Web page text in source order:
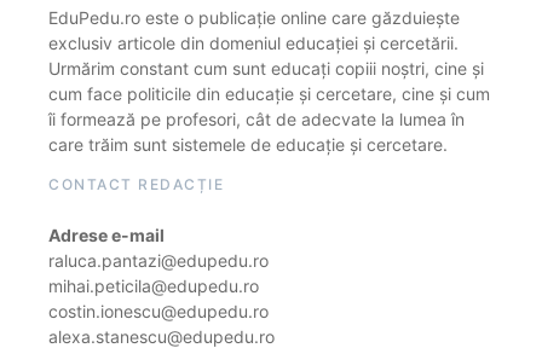
EduPedu.ro este o publicație online care găzduiește
exclusiv articole din domeniul educației și cercetării.
Urmărim constant cum sunt educați copiii noștri, cine și
cum face politicile din educație și cercetare, cine și cum
îi formează pe profesori, cât de adecvate la lumea în
care trăim sunt sistemele de educație și cercetare.
CONTACT REDACȚIE
Adrese e-mail
raluca.pantazi@edupedu.ro
mihai.peticila@edupedu.ro
costin.ionescu@edupedu.ro
alexa.stanescu@edupedu.ro